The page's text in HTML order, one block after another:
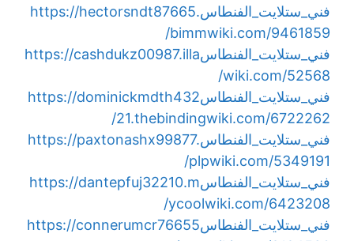
فني_ستلايت_الفنطاسhttps://hectorsndt87665.
bimmwiki.com/9461859/
فني_ستلايت_الفنطاسhttps://cashdukz00987.illa
wiki.com/52568/
فني_ستلايت_الفنطاسhttps://dominickmdth432
21.thebindingwiki.com/6722262/
فني_ستلايت_الفنطاسhttps://paxtonashx99877.
plpwiki.com/5349191/
فني_ستلايت_الفنطاسhttps://dantepfuj32210.m
ycoolwiki.com/6423208/
فني_ستلايت_الفنطاسhttps://connerumcr76655